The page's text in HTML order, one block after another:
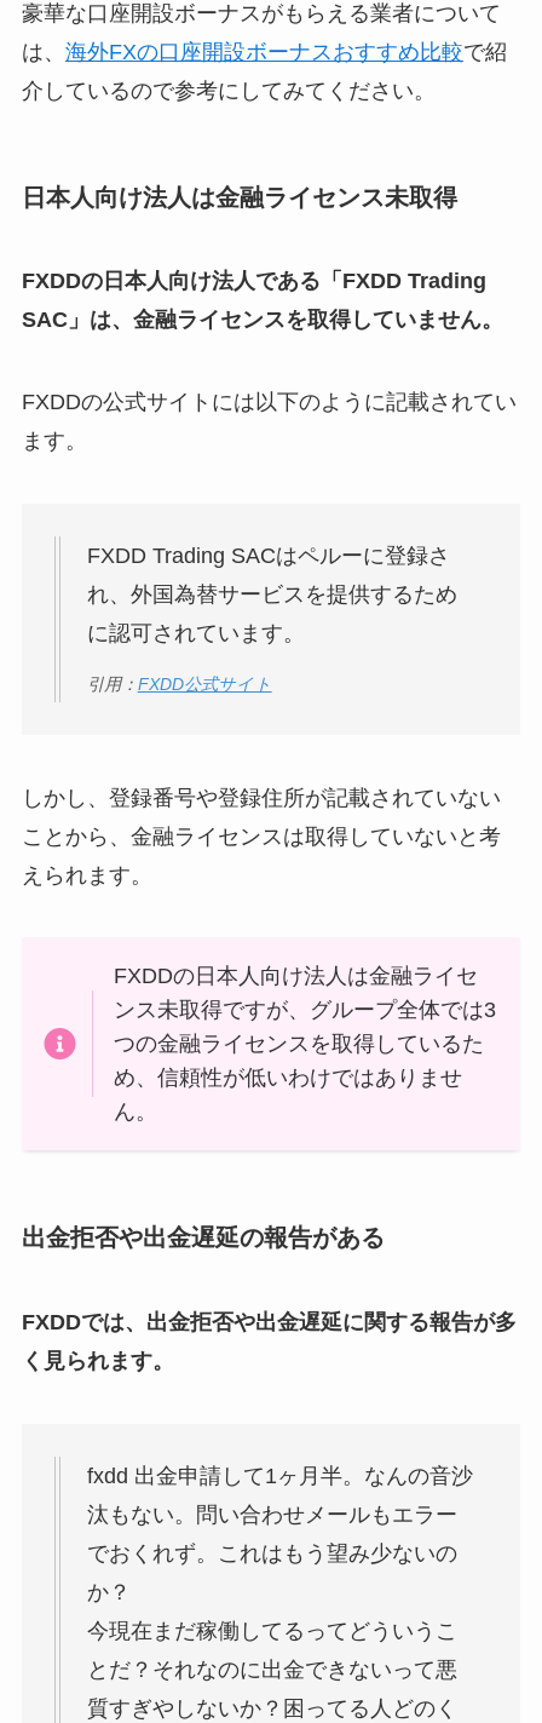
豪華な口座開設ボーナスがもらえる業者について
は、 海外FXの口座開設ボーナスおすすめ比較で紹
介しているので参考にしてみてください。
日本人向け法人は金融ライセンス未取得
FXDDの日本人向け法人である「FXDD Trading
SAC」は、金融ライセンスを取得していません。
FXDDの公式サイトには以下のように記載されてい
ます。
FXDD Trading SACはペルーに登録さ
れ、外国為替サービスを提供するため
に認可されています。
引用： FXDD公式サイト
しかし、登録番号や登録住所が記載されていない
ことから、金融ライセンスは取得していないと考
えられます。
FXDDの日本人向け法人は金融ライセ
ンス未取得ですが、グループ全体では3
つの金融ライセンスを取得しているた
め、信頼性が低いわけではありませ
ん。
出金拒否や出金遅延の報告がある
FXDDでは、出金拒否や出金遅延に関する報告が多
く見られます。
fxdd 出金申請して1ヶ月半。なんの音沙
汰もない。問い合わせメールもエラー
でおくれず。これはもう望み少ないの
か？
今現在まだ稼働してるってどういうこ
とだ？それなのに出金できないって悪
質すぎやしないか？困ってる人どのく